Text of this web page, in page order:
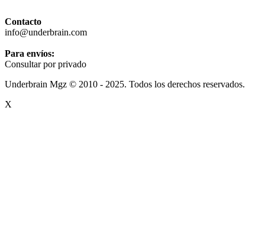
Contacto
info@underbrain.com
Para envíos:
Consultar por privado
Underbrain Mgz © 2010 - 2025. Todos los derechos reservados.
X